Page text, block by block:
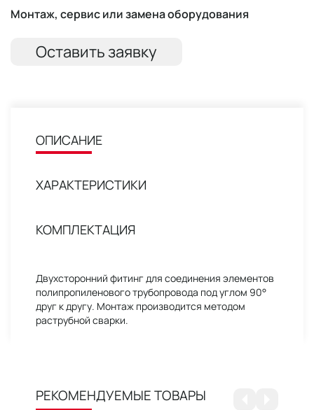
Монтаж, сервис или замена оборудования
Оставить заявку
ОПИСАНИЕ
ХАРАКТЕРИСТИКИ
КОМПЛЕКТАЦИЯ
Двухсторонний фитинг для соединения элементов
полипропиленового трубопровода под углом 90°
друг к другу. Монтаж производится методом
раструбной сварки.
РЕКОМЕНДУЕМЫЕ ТОВАРЫ